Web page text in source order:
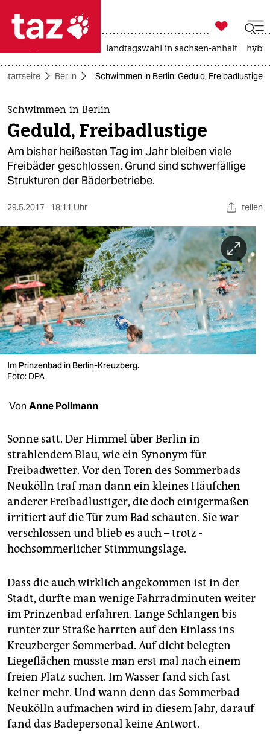
 taz zahl ich
taz zahl ich
themen
politik
öko
sport
berlin
nord
wahrheit
verlag
verlag
veranstaltungen
fragen & hilfe
unterstützen
abo
genossenschaft
epaper login

taz zahl ich
landtagswahl in sachsen-anhalt
Startseite Berlin Schwimmen in Berlin: Geduld, Freibadlustige
Schwimmen in Berlin
Geduld, Freibadlustige
Am bisher heißesten Tag im Jahr bleiben viele
Freibäder geschlossen. Grund sind schwerfällige
Strukturen der Bäderbetriebe.
29.5.2017 18:11 Uhr teilen
Im Prinzenbad in Berlin-Kreuzberg.
Foto: DPA
Von Anne Pollmann
Sonne satt. Der Himmel über Berlin in
strahlendem Blau, wie ein Synonym für
Freibadwetter. Vor den Toren des Sommerbads
Neukölln traf man dann ein kleines Häufchen
anderer Freibadlustiger, die doch einigermaßen
irritiert auf die Tür zum Bad schauten. Sie war
verschlossen und blieb es auch – trotz ­
hochsommerlicher Stimmungslage.
Dass die auch wirklich angekommen ist in der
Stadt, durfte man wenige Fahrradminuten weiter
im Prinzenbad erfahren. Lange Schlangen bis
runter zur Straße harrten auf den Einlass ins
Kreuzberger Sommerbad. Auf dicht belegten
Liegeflächen musste man erst mal nach einem
freien Platz suchen. Im Wasser fand sich fast
keiner mehr. Und wann denn das Sommerbad
Neukölln aufmachen wird in diesem Jahr, da­rauf
fand das Badepersonal keine Antwort.